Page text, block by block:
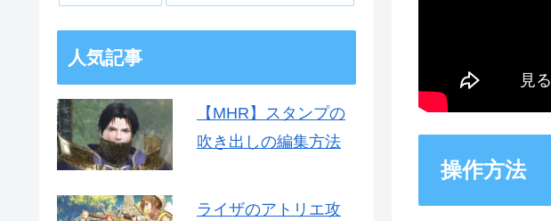
操作方法
人気記事
【MHR】スタンプの
吹き出しの編集方法
ライザのアトリエ攻